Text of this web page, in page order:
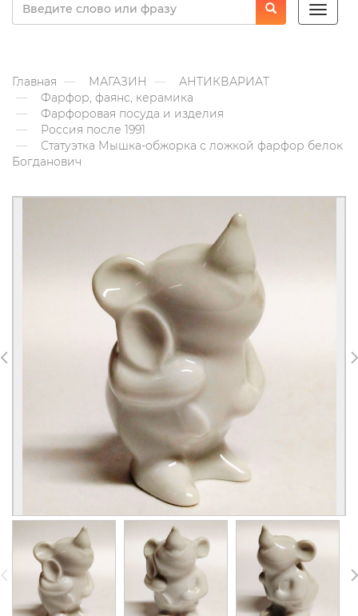
Toggle
Главная МАГАЗИН
АНТИКВАРИАТ
Фарфор, фаянс, керамика
Фарфоровая посуда и изделия
Россия после 1991
Статуэтка Мышка-обжорка с ложкой фарфор белок
Богданович